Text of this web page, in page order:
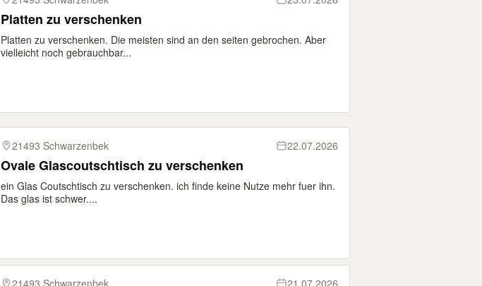
Platten zu verschenken
Platten zu verschenken. Die meisten sind an den seiten gebrochen. Aber
vielleicht noch gebrauchbar...
21493 Schwarzenbek 22.07.2026
Ovale Glascoutschtisch zu verschenken
ein Glas Coutschtisch zu verschenken. ich finde keine Nutze mehr fuer ihn.
Das glas ist schwer....
21493 Schwarzenbek 21.07.2026